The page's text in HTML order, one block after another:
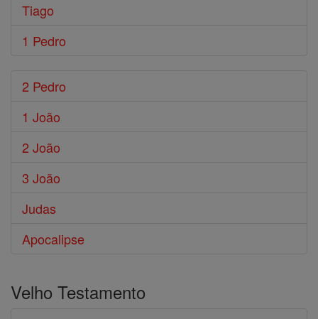
Tiago
1 Pedro
2 Pedro
1 João
2 João
3 João
Judas
Apocalipse
Velho Testamento